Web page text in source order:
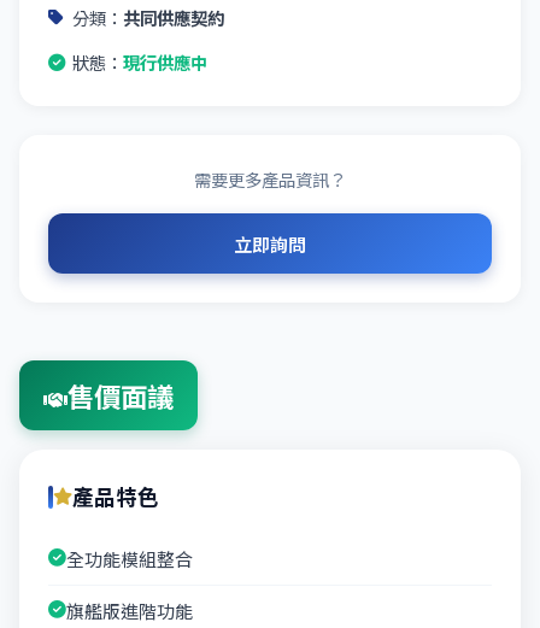
分類： 共同供應契約
狀態： 現行供應中
需要更多產品資訊？
立即詢問
售價面議
產品特色
全功能模組整合
旗艦版進階功能